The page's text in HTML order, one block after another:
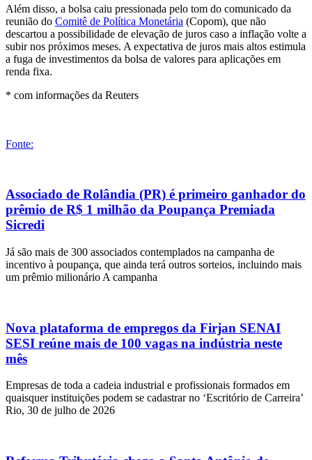
Além disso, a bolsa caiu pressionada pelo tom do comunicado da
reunião do Comitê de Política Monetária (Copom), que não
descartou a possibilidade de elevação de juros caso a inflação volte a
subir nos próximos meses. A expectativa de juros mais altos estimula
a fuga de investimentos da bolsa de valores para aplicações em
renda fixa.
* com informações da Reuters
Fonte:
Associado de Rolândia (PR) é primeiro ganhador do
prêmio de R$ 1 milhão da Poupança Premiada
Sicredi
Já são mais de 300 associados contemplados na campanha de
incentivo à poupança, que ainda terá outros sorteios, incluindo mais
um prêmio milionário A campanha
Nova plataforma de empregos da Firjan SENAI
SESI reúne mais de 100 vagas na indústria neste
mês
Empresas de toda a cadeia industrial e profissionais formados em
quaisquer instituições podem se cadastrar no ‘Escritório de Carreira’
Rio, 30 de julho de 2026